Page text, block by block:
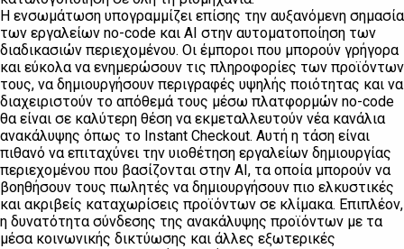
Η ενσωμάτωση υπογραμμίζει επίσης την αυξανόμενη σημασία
των εργαλείων no-code και AI στην αυτοματοποίηση των
διαδικασιών περιεχομένου. Οι έμποροι που μπορούν γρήγορα
και εύκολα να ενημερώσουν τις πληροφορίες των προϊόντων
τους, να δημιουργήσουν περιγραφές υψηλής ποιότητας και να
διαχειριστούν το απόθεμά τους μέσω πλατφορμών no-code
θα είναι σε καλύτερη θέση να εκμεταλλευτούν νέα κανάλια
ανακάλυψης όπως το Instant Checkout. Αυτή η τάση είναι
πιθανό να επιταχύνει την υιοθέτηση εργαλείων δημιουργίας
περιεχομένου που βασίζονται στην AI, τα οποία μπορούν να
βοηθήσουν τους πωλητές να δημιουργήσουν πιο ελκυστικές
και ακριβείς καταχωρίσεις προϊόντων σε κλίμακα. Επιπλέον,
η δυνατότητα σύνδεσης της ανακάλυψης προϊόντων με τα
μέσα κοινωνικής δικτύωσης και άλλες εξωτερικές